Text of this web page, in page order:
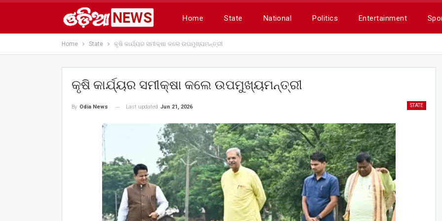
Home State National Politics Entertainment
Home State କୃଷି କାର୍ଯ୍ୟର ସମୀକ୍ଷା କଲେ ଉପମୁଖ୍ୟମନ୍ତ୍ରୀ
କୃଷି କାର୍ଯ୍ୟର ସମୀକ୍ଷା କଲେ ଉପମୁଖ୍ୟମନ୍ତ୍ରୀ
STATE
By Odia News Last updated Jun 21, 2026